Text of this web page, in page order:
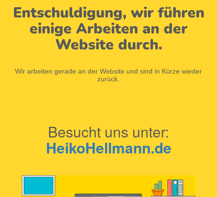
Entschuldigung, wir führen
einige Arbeiten an der
Website durch.
Wir arbeiten gerade an der Website und sind in Kürze wieder
zurück.
Besucht uns unter:
HeikoHellmann.de